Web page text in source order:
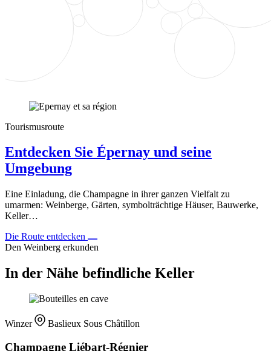
Tourismusroute
Entdecken Sie Épernay und seine
Umgebung
Eine Einladung, die Champagne in ihrer ganzen Vielfalt zu
umarmen: Weinberge, Gärten, symbolträchtige Häuser, Bauwerke,
Keller…
Die Route entdecken
Den Weinberg erkunden
In der Nähe befindliche Keller
Winzer Baslieux Sous Châtillon
Champagne Liébart-Régnier